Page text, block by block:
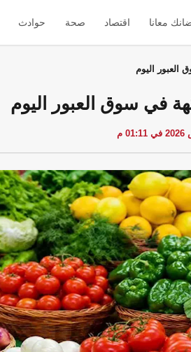
معانا اقتصاد صحة حوادث
العبور اليوم
في سوق العبور اليوم